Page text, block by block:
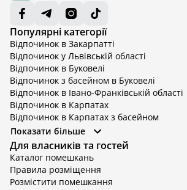
Популярні категорії
Відпочинок в Закарпатті
Відпочинок у Львівській області
Відпочинок в Буковелі
Відпочинок з басейном в Буковелі
Відпочинок в Івано-Франківській області
Відпочинок в Карпатах
Відпочинок в Карпатах з басейном
Відпочинок в Київській області
Відпочинок в Київській області з басейном
Відпочинок в Тернопільській області
Відпочинок у Вінницькій області
Відпочинок в Яремче
Показати більше
Для власників та гостей
Каталог помешкань
Правила розміщення
Розмістити помешкання